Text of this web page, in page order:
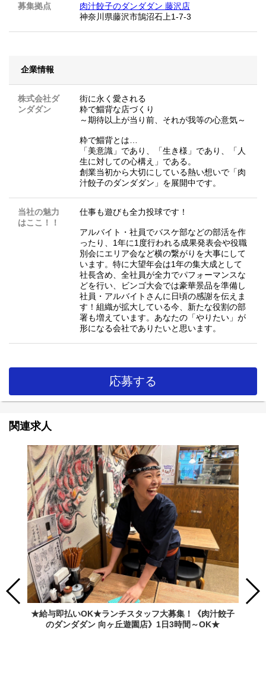
募集拠点
肉汁餃子のダンダダン 藤沢店
神奈川県藤沢市鵠沼石上1-7-3
企業情報
株式会社ダ
ンダダン
街に永く愛される
粋で鯔背な店づくり
～期待以上が当り前、それが我等の心意気～
粋で鯔背とは…
「美意識」であり、「生き様」であり、「人
生に対しての心構え」である。
創業当初から大切にしている熱い想いで「肉
汁餃子のダンダダン」を展開中です。
当社の魅力
はここ！！
仕事も遊びも全力投球です！
アルバイト・社員でバスケ部などの部活を作
ったり、1年に1度行われる成果発表会や役職
別会にエリア会など横の繋がりを大事にして
います。特に大望年会は1年の集大成として
社長含め、全社員が全力でパフォーマンスな
どを行い、ビンゴ大会では豪華景品を準備し
社員・アルバイトさんに日頃の感謝を伝えま
す！組織が拡大している今、新たな役割の部
署も増えています。あなたの「やりたい」が
形になる会社でありたいと思います。
応募する
関連求人
★給与即払いOK★ランチスタッフ大募集！《肉汁餃子
のダンダダン 向ヶ丘遊園店》1日3時間～OK★